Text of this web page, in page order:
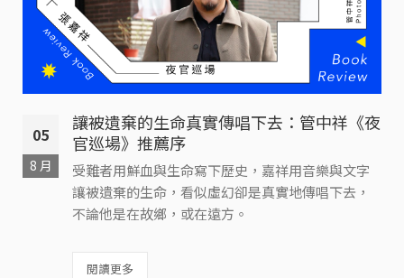
05
8 月
讓被遺棄的生命真實傳唱下去：管中祥《夜
官巡場》推薦序
受難者用鮮血與生命寫下歷史，嘉祥用音樂與文字
讓被遺棄的生命，看似虛幻卻是真實地傳唱下去，
不論他是在故鄉，或在遠方。
閱讀更多